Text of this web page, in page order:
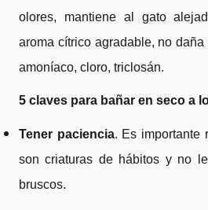
olores, mantiene al gato
aroma cítrico agradable, no
amoníaco, cloro, triclosán.
5 claves para bañar en seco a
Tener paciencia. Es importante
son criaturas de hábitos y no
bruscos.